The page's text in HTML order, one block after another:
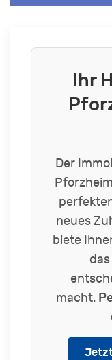
Ihr
Der
neues
biete
macht.